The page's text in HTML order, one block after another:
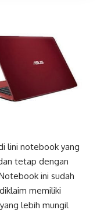
lini notebook yang
tetap dengan
ini sudah
memiliki
lebih mungil